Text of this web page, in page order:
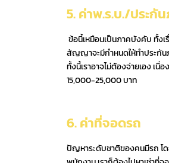
5. ค่าพ.ร.บ./ประ
ข้อนี้เหมือนเป็นภาคบังคับ ทั้ง
สัญญาจะมีกำหนดให้ทำประกัน
ทั้งนี้เราอาจไม่ต้องจ่ายเอง เนื่
15,000-25,000 บาท
6. ค่าที่จอดรถ
ปัญหาระดับชาติของคนมีรถ โ